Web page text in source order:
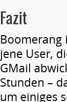
Fazit
Boomerang
jene User,
GMail
Stunden –
um einiges